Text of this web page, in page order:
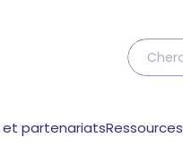
et partenariatsRessources